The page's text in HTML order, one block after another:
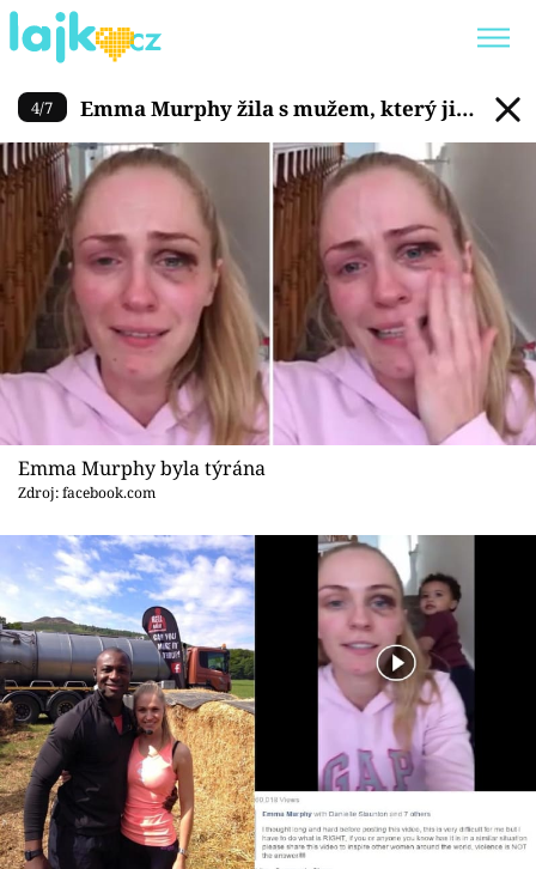
Trendy: KARLOS VÉMOLA
ONLYFANS
SHOPAHOLICADEL
CLASH OF THE STARS
Témata
Showbyznys
Youtubeři
Virály
Sex a vztahy
Videa
Sledujte prima+
Přihlášení
Sledujte nás
Emma Murphy žila s
4/7
Emma Murphy žila s mužem, který ji
mlátil
Emma Murphy byla týrána
Zdroj: facebook.com